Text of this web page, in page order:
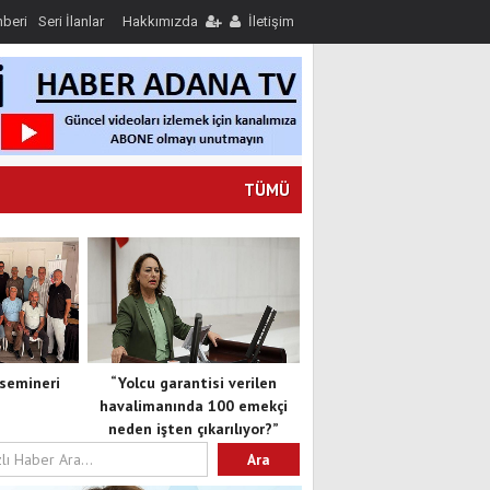
Seri İlanlar Hakkımızda İletişim
TÜMÜ
“Yolcu garantisi verilen
havalimanında 100 emekçi
neden işten çıkarılıyor?”